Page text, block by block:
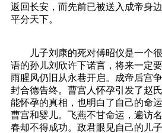
返回长安，而先前已被送入成帝身
平分天下。
儿子刘康的死对傅昭仪是一个很
语的孙儿刘欣许下诺言，将来一定
雨腥风仍旧从永巷开启。成帝后宫
封合德告终。曹宫人怀孕引发了赵
能怀孕的真相，也明白了自己的命
曹宫和婴儿。飞燕不甘命运，遍访
春却不得成功。政君眼见自己的儿